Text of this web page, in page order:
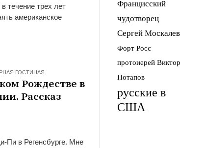
течение трех лет
американское
ГОСТИНАЯ
Рождестве в
Рассказ
Пи в Регенсбурге. Мне
Францисский
чудотворец
Сергей Москалев
Форт Росс
протоиерей Виктор
Потапов
русские в
США